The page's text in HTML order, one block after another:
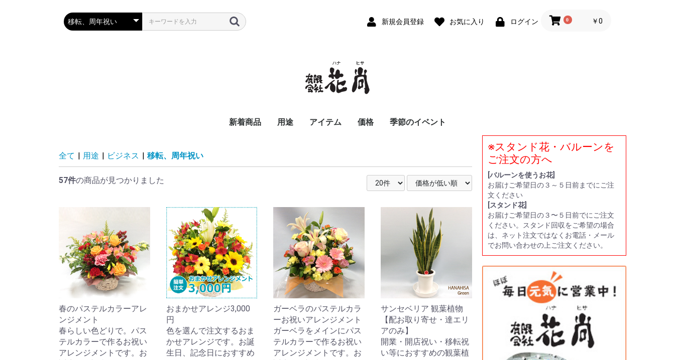
新規会員登録 お気に入り ログイン 0 ￥0
新着商品 用途 アイテム 価格 季節のイベント
全て | 用途 | ビジネス | 移転、周年祝い
57件の商品が見つかりました
春のパステルカラーアレ
ンジメント
春らしい色どりで。パス
テルカラーで作るお祝い
アレンジメントです。お
おまかせアレンジ3,000
円
色を選んで注文するおま
かせアレンジです。お誕
生日、記念日におすすめ
ガーベラのパステルカラ
ーお祝いアレンジメント
ガーベラをメインにパス
テルカラーで作るお祝い
アレンジメントです。お
サンセベリア 観葉植物
【配お取り寄せ・達エリ
アのみ】
開業・開店祝い・移転祝
い等におすすめの観葉植
※スタンド花・バルーンを
ご注文の方へ
[バルーンを使うお花]
お届けご希望日の３～５日前までにご注
文ください
[スタンド花]
お届けご希望日の３〜５日前でにご注文
ください。スタンド回収をご希望の場合
は、ネット注文ではなくお電話・メール
でお問い合わせの上ご注文ください。